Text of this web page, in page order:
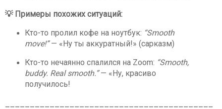
💡 Примеры похожих ситуаций:
Кто-то пролил кофе на ноутбук: “Smooth
move!”— «Ну ты аккуратный!» (сарказм)
Кто-то нечаянно спалился на Zoom: “Smooth,
buddy. Real smooth.”— «Ну, красиво
получилось!